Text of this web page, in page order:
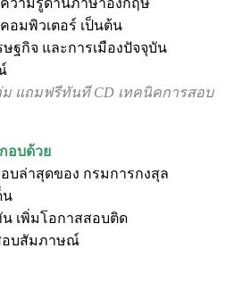
อมพิวเตอร์ เป็นต้น
ฐกิจ และการเมืองปัจจุบัน
แถมฟรีทันที CD เทคนิคการสอบ
อบด้วย
บล่าสุดของ กรมการกงสุล
น
เพิ่มโอกาสสอบติด
อบสัมภาษณ์